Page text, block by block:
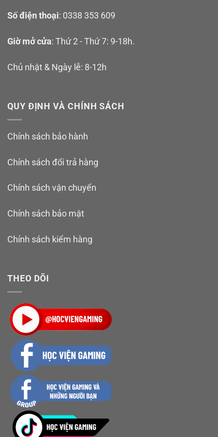
AMBITION: Awakening Complete
hãng giá tốt ở đâu?
Hiện game đang được phân phối tại HVG Shop, liên
Youtube Học Viện
Gaming:
Website:https://hocviengaming.vn/
Fanpage Học Viện
Group thảo
luận:facebook.com/groups/hocviengaming/
Email công việc, quảng
Số điện thoại: 0338 353 609
Giờ mở cửa: Thứ 2 - Thứ 7: 9-18h.
Chủ nhật & Ngày lễ: 8-12h
QUY ĐỊNH VÀ CHÍNH SÁCH
Chính sách bảo hành
Chính sách đổi trả hàng
Chính sách vận chuyển
Chính sách bảo mật
Chính sách kiểm hàng
THEO DÕI